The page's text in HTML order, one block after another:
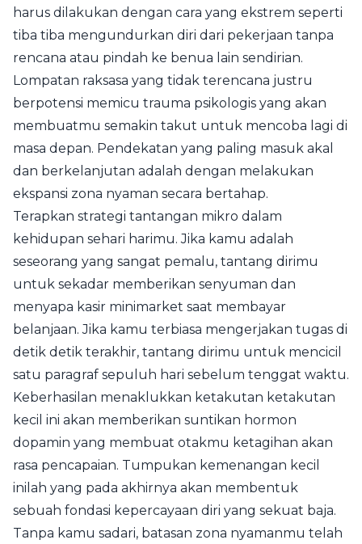
harus dilakukan dengan cara yang ekstrem seperti
tiba tiba mengundurkan diri dari pekerjaan tanpa
rencana atau pindah ke benua lain sendirian.
Lompatan raksasa yang tidak terencana justru
berpotensi memicu trauma psikologis yang akan
membuatmu semakin takut untuk mencoba lagi di
masa depan. Pendekatan yang paling masuk akal
dan berkelanjutan adalah dengan melakukan
ekspansi zona nyaman secara bertahap.
Terapkan strategi tantangan mikro dalam
kehidupan sehari harimu. Jika kamu adalah
seseorang yang sangat pemalu, tantang dirimu
untuk sekadar memberikan senyuman dan
menyapa kasir minimarket saat membayar
belanjaan. Jika kamu terbiasa mengerjakan tugas di
detik detik terakhir, tantang dirimu untuk mencicil
satu paragraf sepuluh hari sebelum tenggat waktu.
Keberhasilan menaklukkan ketakutan ketakutan
kecil ini akan memberikan suntikan hormon
dopamin yang membuat otakmu ketagihan akan
rasa pencapaian. Tumpukan kemenangan kecil
inilah yang pada akhirnya akan membentuk
sebuah fondasi kepercayaan diri yang sekuat baja.
Tanpa kamu sadari, batasan zona nyamanmu telah